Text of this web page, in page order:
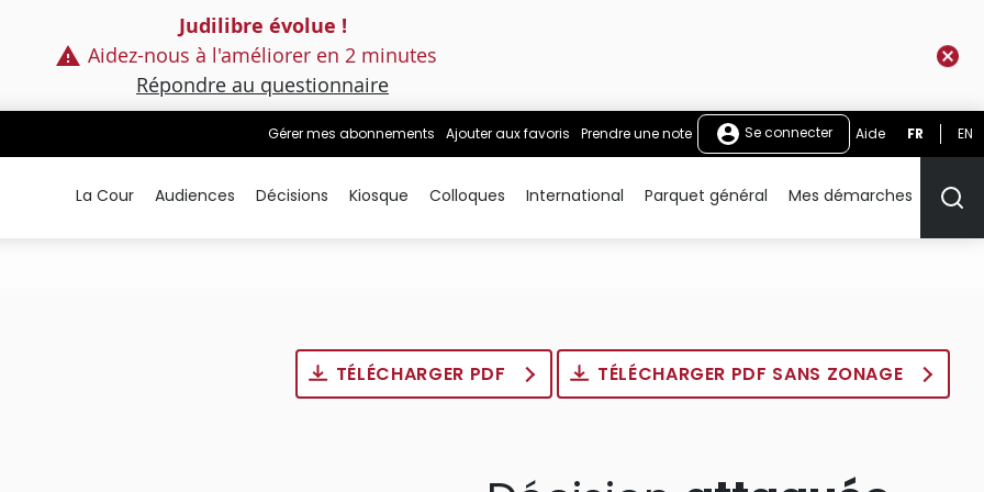
Judilibre évolue !
Aidez-nous à l'améliorer en 2 minutes
Répondre au questionnaire
Gérer mes abonnements Ajouter aux favoris Prendre une note Se connecter Aide FR EN
La Cour Audiences Décisions Kiosque Colloques International Parquet général Mes démarches
TÉLÉCHARGER PDF TÉLÉCHARGER PDF SANS ZONAGE